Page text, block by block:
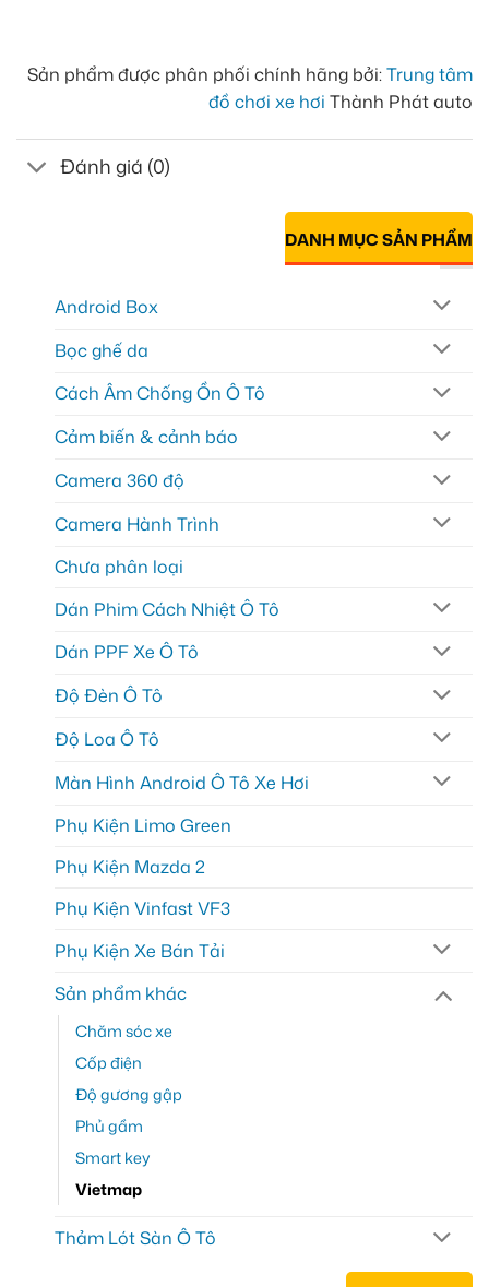
Sản phẩm được phân phối chính hãng bởi:Trung tâm
đồ chơi xe hơi Thành Phát auto
Đánh giá (0)
DANH MỤC SẢN PHẨM
Android Box
Bọc ghế da
Cách Âm Chống Ồn Ô Tô
Cảm biến & cảnh báo
Camera 360 độ
Camera Hành Trình
Chưa phân loại
Dán Phim Cách Nhiệt Ô Tô
Dán PPF Xe Ô Tô
Độ Đèn Ô Tô
Độ Loa Ô Tô
Màn Hình Android Ô Tô Xe Hơi
Phụ Kiện Limo Green
Phụ Kiện Mazda 2
Phụ Kiện Vinfast VF3
Phụ Kiện Xe Bán Tải
Sản phẩm khác
Chăm sóc xe
Cốp điện
Độ gương gập
Phủ gầm
Smart key
Vietmap
Thảm Lót Sàn Ô Tô